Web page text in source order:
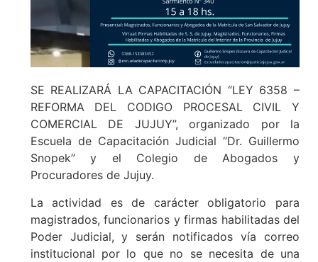
SE REALIZARÁ LA CAPACITACIÓN “LEY 6358 –
REFORMA DEL CODIGO PROCESAL CIVIL Y
COMERCIAL DE JUJUY”, organizado por la
Escuela de Capacitación Judicial “Dr. Guillermo
Snopek” y el Colegio de Abogados y
Procuradores de Jujuy.
La actividad es de carácter obligatorio para
magistrados, funcionarios y firmas habilitadas del
Poder Judicial, y serán notificados vía correo
institucional por lo que no se necesita de una